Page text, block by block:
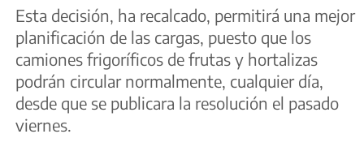
Esta decisión, ha recalcado, permitirá una mejor
planificación de las cargas, puesto que los
camiones frigoríficos de frutas y hortalizas
podrán circular normalmente, cualquier día,
desde que se publicara la resolución el pasado
viernes.